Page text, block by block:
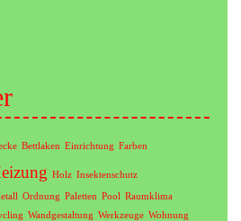
Bettlaken Einrichtung Farben
Holz Insektenschutz
Ordnung Paletten Pool
Raumklima
Wandgestaltung Werkzeuge Wohnung